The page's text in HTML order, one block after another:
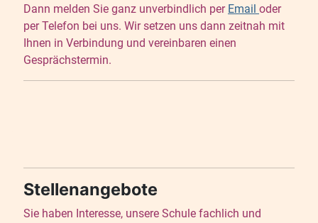
Dann melden Sie ganz unverbindlich per Email oder
per Telefon bei uns. Wir setzen uns dann zeitnah mit
Ihnen in Verbindung und vereinbaren einen
Gesprächstermin.
Stellenangebote
Sie haben Interesse, unsere Schule fachlich und